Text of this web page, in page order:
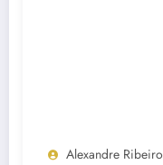
Alexandre Ribeiro